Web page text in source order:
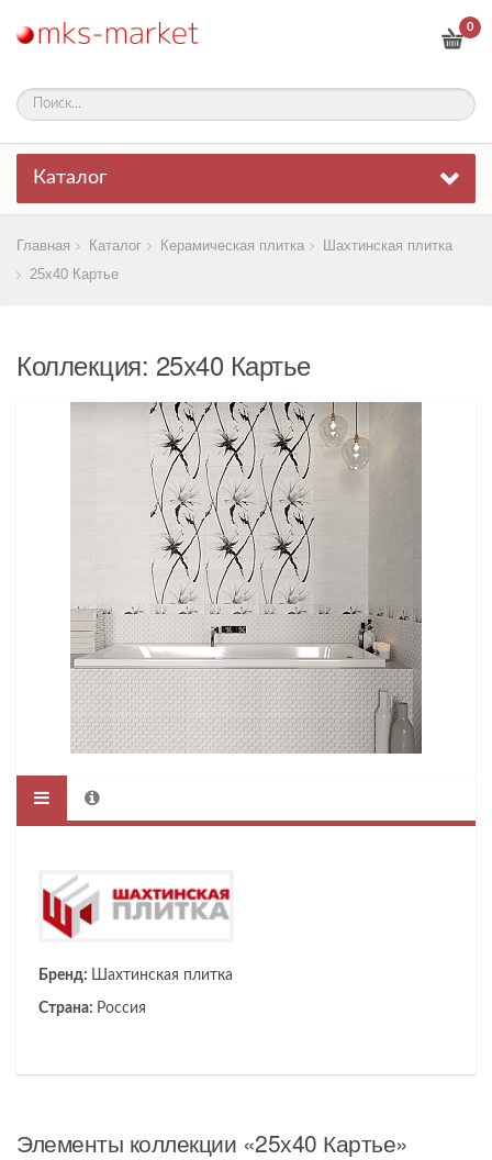
0
Каталог
Главная Каталог Керамическая плитка
Шахтинская плитка
25х40 Картье
Коллекция: 25х40 Картье
Бренд: Шахтинская плитка
Страна: Россия
Элементы коллекции «25х40 Картье»